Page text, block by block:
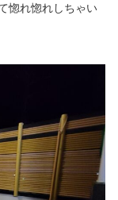
惚れ惚れしちゃい